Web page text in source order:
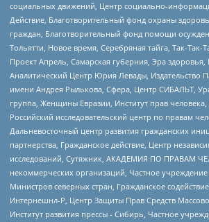
социальных движений, Центр социально-
Действие, Благотворительный фонд охраны
граждан, Благотворительный фонд помощи
Тольятти, Новое время, Серебряная тайга, Так-Так-
Проект Апрель, Самарская губерния, Эра
Аналитический Центр Юрия Левады, Издательство
имени Андрея Рылькова, Сфера, Центр СИБАЛЬТ,
группа, Женщины Евразии, Институт прав
Российский исследовательский центр по правам
Дальневосточный центр развития гражданских
партнерства, Гражданское действие, Центр
исследований, Сутяжник, АКАДЕМИЯ ПО ПРАВАМ
некоммерческих организаций, Частное
Министров северных стран, Гражданское
Интернешнл-Р, Центр Защиты Прав Средств
Институт развития прессы - Сибирь, Частное